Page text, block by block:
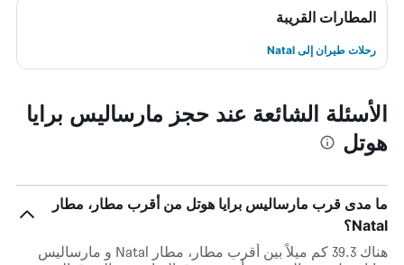
المطارات القريبة
رحلات طيران إلى Natal
الأسئلة الشائعة عند حجز مارساليس برايا
هوتل
ما مدى قرب مارساليس برايا هوتل من أقرب مطار، مطار
Natal؟
هناك 39.3 كم ميلاً بين أقرب مطار، مطار Natal و مارساليس